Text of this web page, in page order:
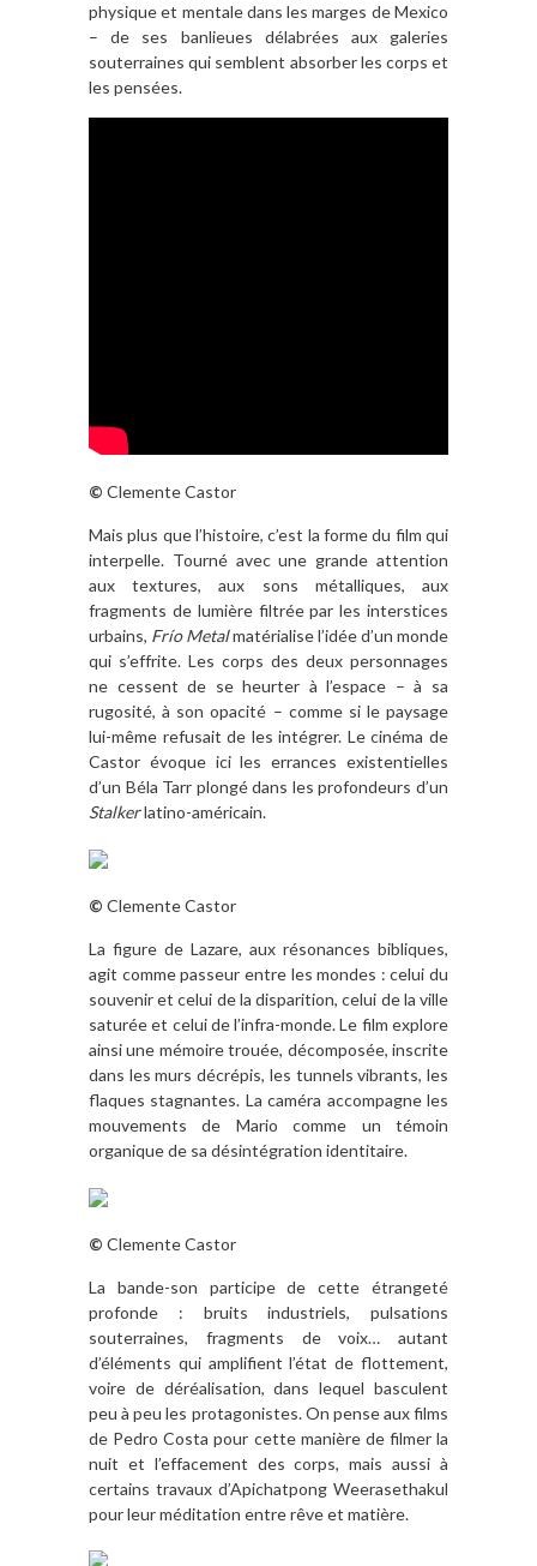
physique et mentale dans les marges de Mexico
– de ses banlieues délabrées aux galeries
souterraines qui semblent absorber les corps et
les pensées.
© Clemente Castor
Mais plus que l’histoire, c’est la forme du film qui
interpelle. Tourné avec une grande attention
aux textures, aux sons métalliques, aux
fragments de lumière filtrée par les interstices
urbains, Frío Metalmatérialise l’idée d’un monde
qui s’effrite. Les corps des deux personnages
ne cessent de se heurter à l’espace – à sa
rugosité, à son opacité – comme si le paysage
lui-même refusait de les intégrer. Le cinéma de
Castor évoque ici les errances existentielles
d’un Béla Tarr plongé dans les profondeurs d’un
Stalkerlatino-américain.
© Clemente Castor
La figure de Lazare, aux résonances bibliques,
agit comme passeur entre les mondes : celui du
souvenir et celui de la disparition, celui de la ville
saturée et celui de l’infra-monde. Le film explore
ainsi une mémoire trouée, décomposée, inscrite
dans les murs décrépis, les tunnels vibrants, les
flaques stagnantes. La caméra accompagne les
mouvements de Mario comme un témoin
organique de sa désintégration identitaire.
© Clemente Castor
La bande-son participe de cette étrangeté
profonde : bruits industriels, pulsations
souterraines, fragments de voix… autant
d’éléments qui amplifient l’état de flottement,
voire de déréalisation, dans lequel basculent
peu à peu les protagonistes. On pense aux films
de Pedro Costa pour cette manière de filmer la
nuit et l’effacement des corps, mais aussi à
certains travaux d’Apichatpong Weerasethakul
pour leur méditation entre rêve et matière.